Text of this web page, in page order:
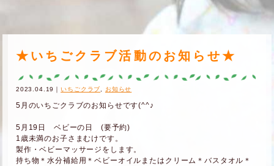
★いちごクラブ活動のお知らせ★
2023.04.19｜いちごクラブ お知らせ
5月のいちごクラブのお知らせです(^^♪
5月19日 ベビーの日 (要予約)
1歳未満のお子さまむけです。
製作・ベビーマッサージをします。
持ち物＊水分補給用＊ベビーオイルまたはクリーム＊バスタオル＊